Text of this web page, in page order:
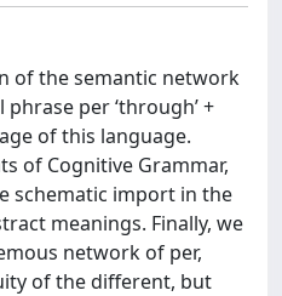
of the semantic network
per ‘through’ +
of this language.
of Cognitive Grammar,
schematic import in the
meanings. Finally, we
network of per,
of the different, but